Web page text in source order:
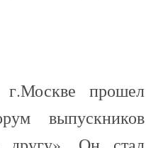
прошел
выпускников